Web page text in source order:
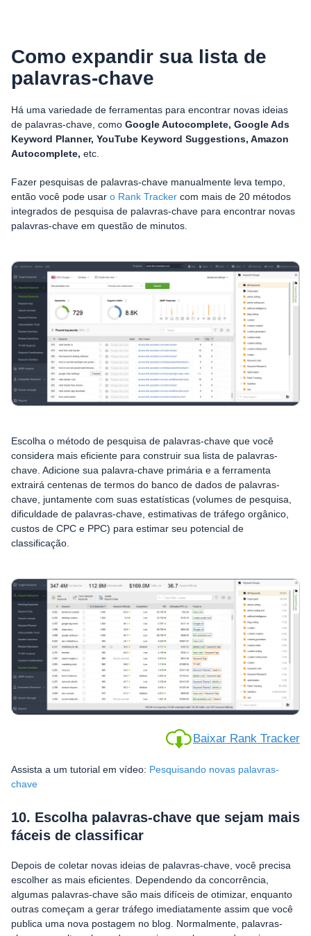
Como expandir sua lista de
palavras-chave
Há uma variedade de ferramentas para encontrar novas ideias
de palavras-chave, como Google Autocomplete, Google Ads
Keyword Planner, YouTube Keyword Suggestions, Amazon
Autocomplete, etc.
Fazer pesquisas de palavras-chave manualmente leva tempo,
então você pode usar o Rank Tracker com mais de 20 métodos
integrados de pesquisa de palavras-chave para encontrar novas
palavras-chave em questão de minutos.
Escolha o método de pesquisa de palavras-chave que você
considera mais eficiente para construir sua lista de palavras-
chave. Adicione sua palavra-chave primária e a ferramenta
extrairá centenas de termos do banco de dados de palavras-
chave, juntamente com suas estatísticas (volumes de pesquisa,
dificuldade de palavras-chave, estimativas de tráfego orgânico,
custos de CPC e PPC) para estimar seu potencial de
classificação.
Baixar Rank Tracker
Assista a um tutorial em vídeo: Pesquisando novas palavras-
chave
10. Escolha palavras-chave que sejam mais
fáceis de classificar
Depois de coletar novas ideias de palavras-chave, você precisa
escolher as mais eficientes. Dependendo da concorrência,
algumas palavras-chave são mais difíceis de otimizar, enquanto
outras começam a gerar tráfego imediatamente assim que você
publica uma nova postagem no blog. Normalmente, palavras-